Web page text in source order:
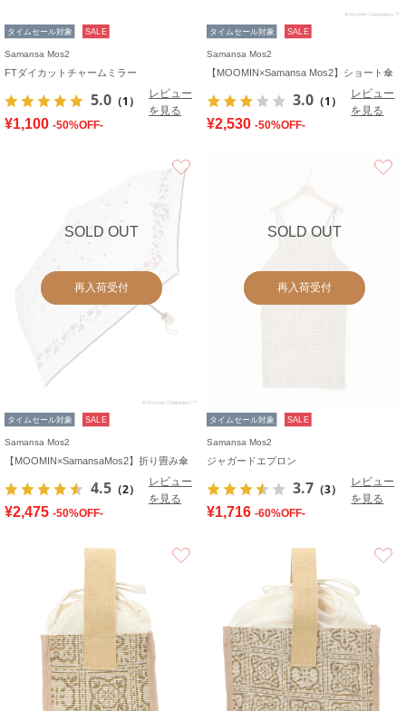
タイムセール対象 SALE
Samansa Mos2
FTダイカットチャームミラー
5.0 （1）
レビュー
を見る
¥1,100 -50%OFF-
タイムセール対象 SALE
Samansa Mos2
【MOOMIN×Samansa Mos2】ショート傘
3.0 （1）
レビュー
を見る
¥2,530 -50%OFF-
SOLD OUT
再入荷受付
タイムセール対象 SALE
Samansa Mos2
【MOOMIN×SamansaMos2】折り畳み傘
4.5 （2）
レビュー
を見る
¥2,475 -50%OFF-
SOLD OUT
再入荷受付
タイムセール対象 SALE
Samansa Mos2
ジャガードエプロン
3.7 （3）
レビュー
を見る
¥1,716 -60%OFF-